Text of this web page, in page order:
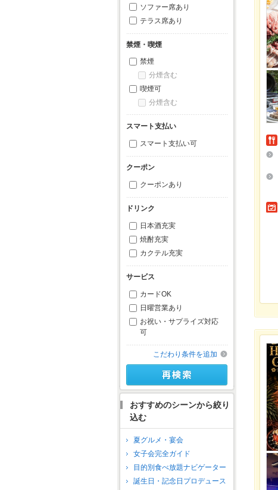
ソファー席あり
テラス席あり
禁煙・喫煙
禁煙
分煙含む
喫煙可
分煙含む
スマート支払い
スマート支払い可
クーポン
クーポンあり
ドリンク
日本酒充実
焼酎充実
カクテル充実
サービス
カードOK
日曜営業あり
お祝い・サプライズ対応
可
こだわり条件を追加
おすすめのシーンから絞り
込む
夏グルメ・宴会
女子会完全ガイド
目的別食べ放題ナビゲーター
誕生日・記念日プロデュース